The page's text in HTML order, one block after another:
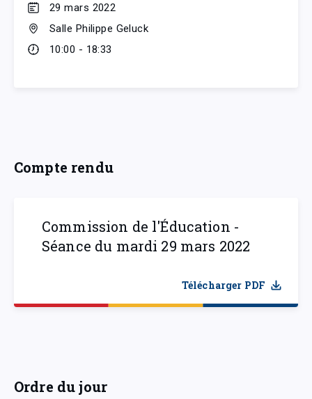
29 mars 2022
Salle Philippe Geluck
10:00 - 18:33
Compte rendu
Commission de l'Éducation -
Séance du mardi 29 mars 2022
Télécharger PDF
Ordre du jour